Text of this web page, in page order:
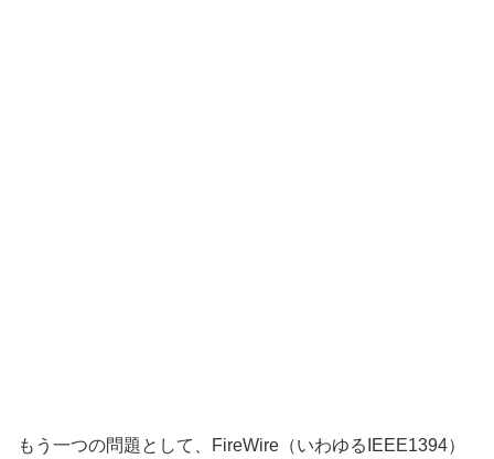
もう一つの問題として、FireWire（いわゆるIEEE1394）